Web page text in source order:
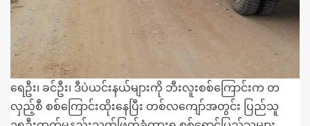
ရေဦး၊ ခင်ဦး၊ ဒီပဲယင်းနယ်များကို ဘီးလူးစစ်ကြောင်းက တ
လှည့်စီ စစ်ကြောင်းထိုးနေပြီး တစ်လကျော်အတွင်း ပြည်သူ